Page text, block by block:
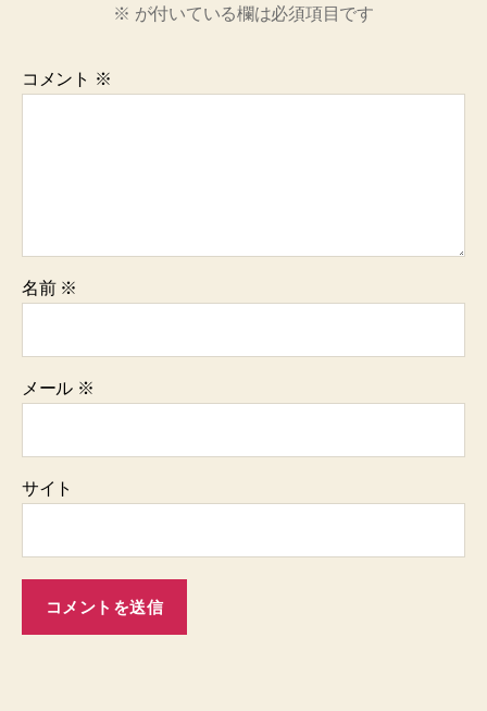
※ が付いている欄は必須項目です
コメント ※
名前 ※
メール ※
サイト